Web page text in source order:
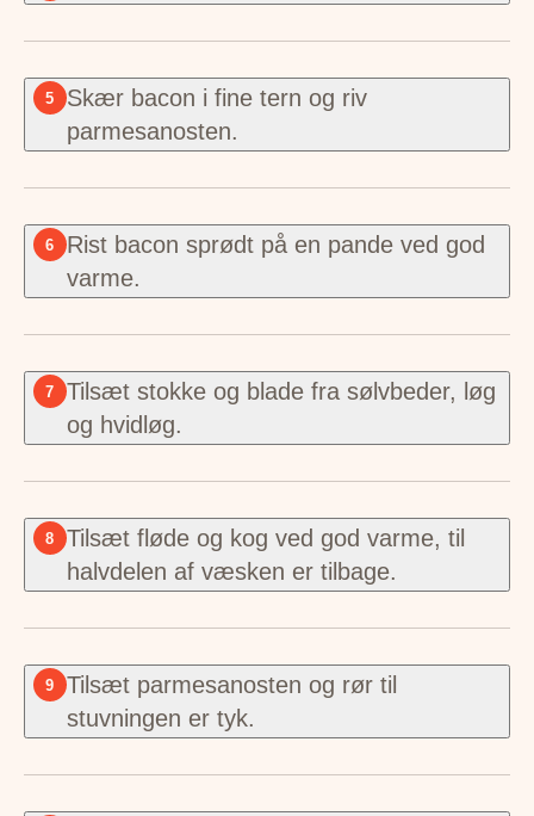
5
Skær bacon i fine tern og riv
parmesanosten.
6
Rist bacon sprødt på en pande ved god
varme.
7
Tilsæt stokke og blade fra sølvbeder, løg
og hvidløg.
8
Tilsæt fløde og kog ved god varme, til
halvdelen af væsken er tilbage.
9
Tilsæt parmesanosten og rør til
stuvningen er tyk.